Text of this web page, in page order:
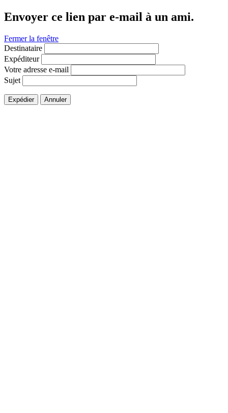
Envoyer ce lien par e-mail à un ami.
Fermer la fenêtre
Destinataire
Expéditeur
Votre adresse e-mail
Sujet
Expédier Annuler